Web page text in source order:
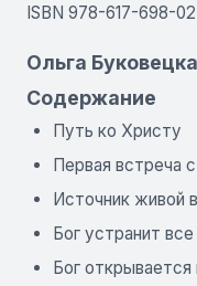
ISBN 978-617-698-
Ольга
Содержание
Путь ко Христу
Первая встреча
Источник живой
Бог устранит
Бог